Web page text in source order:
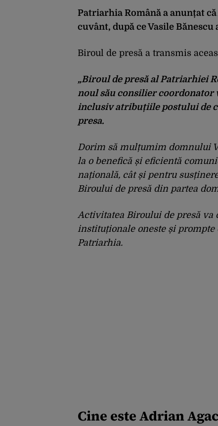
Patriarhia Română a anunțat
cuvânt, după ce Vasile
Biroul de presă a transmis
„Biroul de presă al Patriarhiei
noul său consilier coordonator
inclusiv atribuțiile postului de
presa.
Dorim să mulțumim domnului
la o benefică și eficientă
națională, cât și pentru
Biroului de presă din partea
Activitatea Biroului de presă va
instituționale oneste și prompte
Patriarhia.
Cine este Adrian